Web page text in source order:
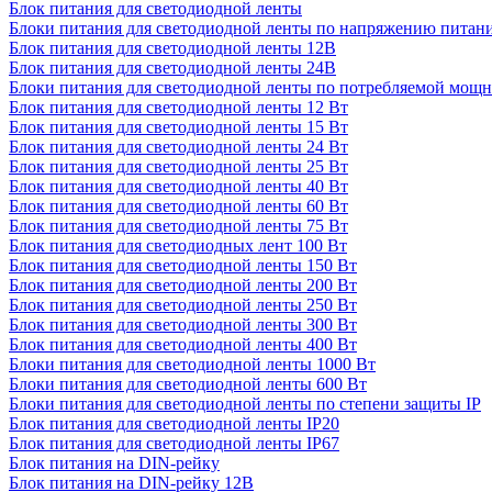
Блок питания для светодиодной ленты
Блоки питания для светодиодной ленты по напряжению
Блок питания для светодиодной ленты 12В
Блок питания для светодиодной ленты 24В
Блоки питания для светодиодной ленты по потребляемой
Блок питания для светодиодной ленты 12 Вт
Блок питания для светодиодной ленты 15 Вт
Блок питания для светодиодной ленты 24 Вт
Блок питания для светодиодной ленты 25 Вт
Блок питания для светодиодной ленты 40 Вт
Блок питания для светодиодной ленты 60 Вт
Блок питания для светодиодной ленты 75 Вт
Блок питания для светодиодных лент 100 Вт
Блок питания для светодиодной ленты 150 Вт
Блок питания для светодиодной ленты 200 Вт
Блок питания для светодиодной ленты 250 Вт
Блок питания для светодиодной ленты 300 Вт
Блок питания для светодиодной ленты 400 Вт
Блоки питания для светодиодной ленты 1000 Вт
Блоки питания для светодиодной ленты 600 Вт
Блоки питания для светодиодной ленты по степени защиты IP
Блок питания для светодиодной ленты IP20
Блок питания для светодиодной ленты IP67
Блок питания на DIN-рейку
Блок питания на DIN-рейку 12В